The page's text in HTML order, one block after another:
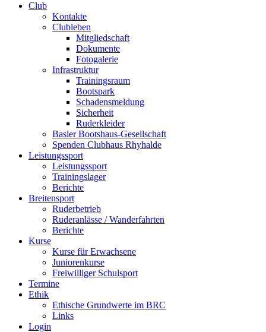
Club
Kontakte
Clubleben
Mitgliedschaft
Dokumente
Fotogalerie
Infrastruktur
Trainingsraum
Bootspark
Schadensmeldung
Sicherheit
Ruderkleider
Basler Bootshaus-Gesellschaft
Spenden Clubhaus Rhyhalde
Leistungssport
Leistungssport
Trainingslager
Berichte
Breitensport
Ruderbetrieb
Ruderanlässe / Wanderfahrten
Berichte
Kurse
Kurse für Erwachsene
Juniorenkurse
Freiwilliger Schulsport
Termine
Ethik
Ethische Grundwerte im BRC
Links
Login